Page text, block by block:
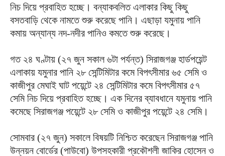
নিচ দিয়ে প্রবাহিত হচ্ছে। বন্যাকবলিত এলাকার কিছু কিছু
বসতবাড়ি থেকে নামতে শুরু করেছে পানি। এছাড়া যমুনায় পানি
কমায় অন্যান্য নদ-নদীর পানিও কমতে শুরু করেছে।
গত ২৪ ঘণ্টায় (২৭ জুন সকাল ৬টা পর্যন্ত) সিরাজগঞ্জ হার্ডপয়েন্ট
এলাকায় যমুনার পানি ২৮ সেন্টিমিটার কমে বিপৎসীমার ৬৫ সেমি ও
কাজীপুর মেঘাই ঘাট পয়েন্টে ২৪ সেন্টিমিটার কমে বিপৎসীমার ৫৭
সেমি নিচ দিয়ে প্রবাহিত হচ্ছে। এক দিনের ব্যাবধানে যমুনায় পানি
কমেছে সিরাজগঞ্জ পয়েন্টে ২৮ সেমি ও কাজীপুর পয়েন্টে ২৪ সেমি।
সোমবার (২৭ জুন) সকালে বিষয়টি নিশ্চিত করেছেন সিরাজগঞ্জ পানি
উন্নয়ন বোর্ডের (পাউবো) উপসহকারী প্রকৌশলী জাকির হোসেন ও